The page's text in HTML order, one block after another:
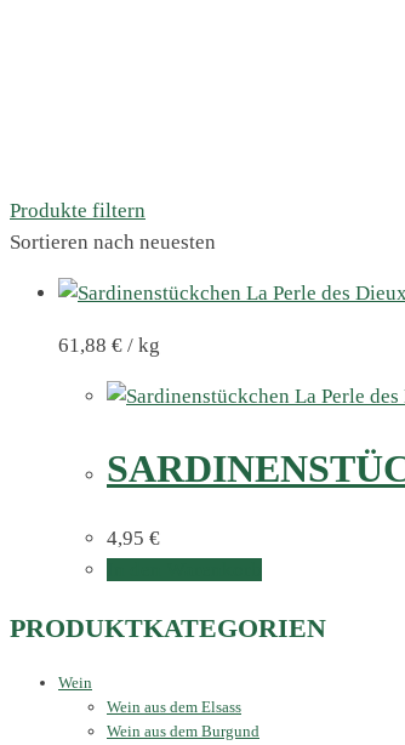
Produkte filtern
Sortieren nach neuesten
61,88 € / kg
4,95 €
PRODUKTKATEGORIEN
Wein
Wein aus dem Elsass
Wein aus dem Burgund